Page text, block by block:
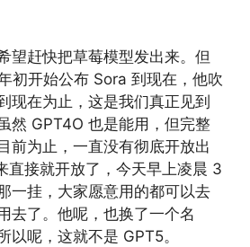
望赶快把草莓模型发出来。但
初开始公布 Sora 到现在，他吹
现在为止，这是我们真正见到
然 GPT4O 也是能用，但完整
前为止，一直没有彻底开放出
直接就开放了，今天早上凌晨 3
一挂，大家愿意用的都可以去
去了。他呢，也换了一个名
以呢，这就不是 GPT5。